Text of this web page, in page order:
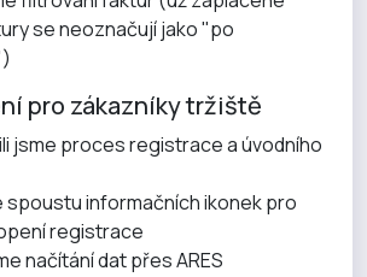
se neoznačují jako "po
pro zákazníky tržiště
jsme proces registrace a úvodního
spoustu informačních ikonek pro
registrace
načítání dat přes ARES